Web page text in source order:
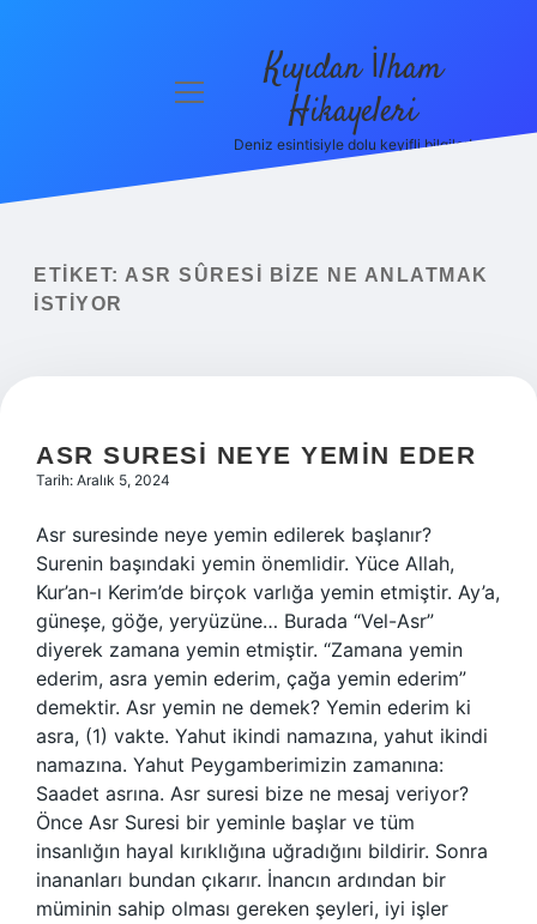
Yasal Uyarı
menüyü
Kıyıdan İlham
Hikayeleri
Deniz esintisiyle dolu keyifli bilgiler!
ETIKET: ASR SÛRESI BIZE NE ANLATMAK
ISTIYOR
ASR SURESI NEYE YEMIN EDER
Tarih: Aralık 5, 2024
Asr suresinde neye yemin edilerek başlanır?
Surenin başındaki yemin önemlidir. Yüce Allah,
Kur’an-ı Kerim’de birçok varlığa yemin etmiştir. Ay’a,
güneşe, göğe, yeryüzüne… Burada “Vel-Asr”
diyerek zamana yemin etmiştir. “Zamana yemin
ederim, asra yemin ederim, çağa yemin ederim”
demektir. Asr yemin ne demek? Yemin ederim ki
asra, (1) vakte. Yahut ikindi namazına, yahut ikindi
namazına. Yahut Peygamberimizin zamanına:
Saadet asrına. Asr suresi bize ne mesaj veriyor?
Önce Asr Suresi bir yeminle başlar ve tüm
insanlığın hayal kırıklığına uğradığını bildirir. Sonra
inananları bundan çıkarır. İnancın ardından bir
müminin sahip olması gereken şeyleri, iyi işler